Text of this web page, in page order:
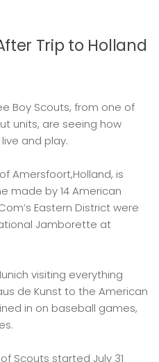
Trip to Holland
Boy Scouts, from one of
units, are seeing how
and play.
Amersfoort,Holland, is
made by 14 American
Eastern District were
Jamborette at
visiting everything
de Kunst to the American
in on baseball games,
Scouts started July 31